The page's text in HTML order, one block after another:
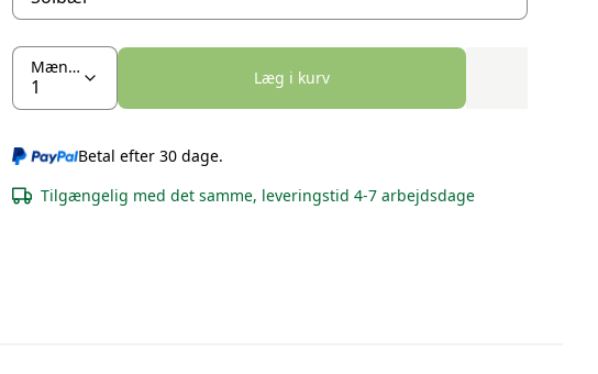
Mængde
Læg i kurv
Betal efter 30 dage.
Tilgængelig med det samme, leveringstid 4-7 arbejdsdage